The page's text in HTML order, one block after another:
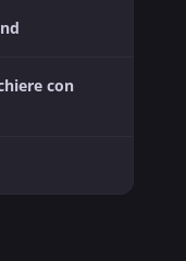
con